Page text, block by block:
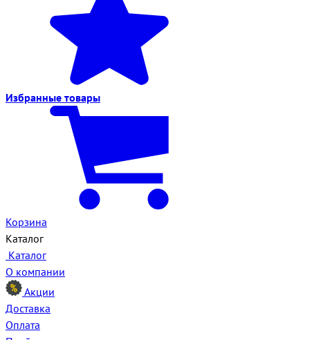
Избранные товары
Корзина
Каталог
Каталог
О компании
Акции
Доставка
Оплата